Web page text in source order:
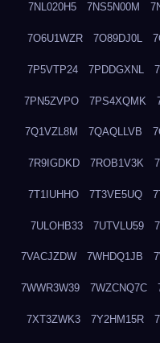
7NL020H5 7NS5N00M
7O6U1WZR 7O89DJ0L
7P5VTP24 7PDDGXNL
7PN5ZVPO 7PS4XQMK
7Q1VZL8M 7QAQLLVB
7R9IGDKD 7ROB1V3K
7T1IUHHO 7T3VE5UQ
7ULOHB33 7UTVLU59
7VACJZDW 7WHDQ1JB
7WWR3W39 7WZCNQ7C
7XT3ZWK3 7Y2HM15R